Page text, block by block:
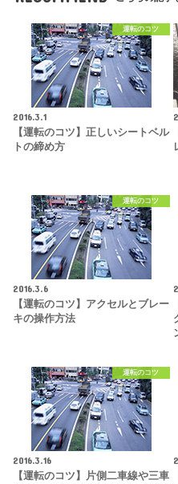
運転のコツ
2016.3.1
【運転のコツ】正しいシートベル
トの締め方
運転のコツ
2016.3.6
【運転のコツ】アクセルとブレー
キの操作方法
運転のコツ
2016.3.16
【運転のコツ】片側二車線や三車